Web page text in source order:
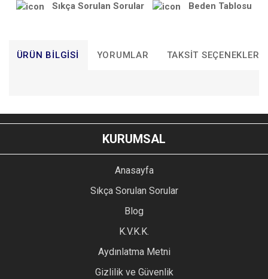
Sıkça Sorulan Sorular Beden Tablosu
ÜRÜN BILGISI YORUMLAR TAKSIT SEÇENEKLERI
YORUM YAZ
Bu ürünün fiyat bilgisi, resim, ürün açıklamalarında ve diğer
konularda yetersiz gördüğünüz noktaları öneri formunu
kullanarak tarafımıza iletebilirsiniz.
Ürün resmi kalitesiz, bozuk veya görüntülenemiyor.
Ürün açıklamasında eksik bilgiler bulunuyor.
Ürün bilgilerinde hatalar bulunuyor.
Ürün fiyatı diğer sitelerden daha pahalı.
KURUMSAL
Anasayfa
Sıkça Sorulan Sorular
Blog
K.V.K.K.
Aydınlatma Metni
Gizlilik ve Güvenlik